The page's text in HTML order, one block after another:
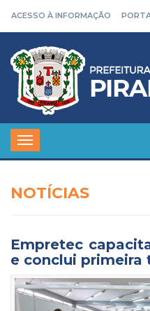
ACESSO À INFORMAÇÃO
Toggle
navigation
NOTÍCIAS
Empretec
e conclui primeira